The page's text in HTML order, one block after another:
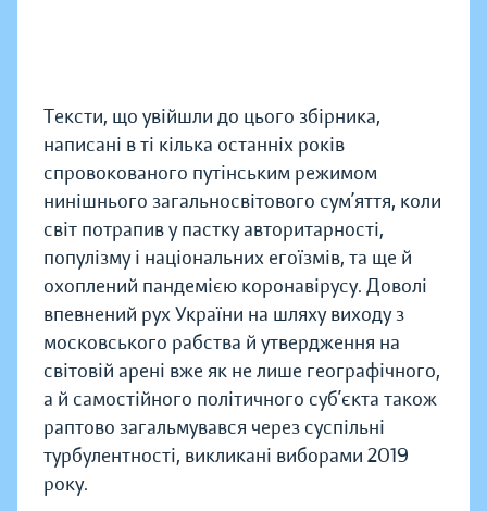
Тексти, що увійшли до цього збірника,
написані в ті кілька останніх років
спровокованого путінським режимом
нинішнього загальносвітового сум’яття, коли
світ потрапив у пастку авторитарності,
популізму і національних егоїзмів, та ще й
охоплений пандемією коронавірусу. Доволі
впевнений рух України на шляху виходу з
московського рабства й утвердження на
світовій арені вже як не лише географічного,
а й самостійного політичного суб’єкта також
раптово загальмувався через суспільні
турбулентності, викликані виборами 2019
року.